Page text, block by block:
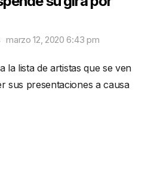
marzo 12, 2020 6:43 pm
la lista de artistas que se ven
sus presentaciones a causa